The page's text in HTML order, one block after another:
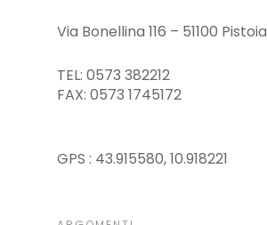
Via Bonellina 116 – 51100 Pistoia
TEL: 0573 382212
FAX: 0573 1745172
GPS : 43.915580, 10.918221